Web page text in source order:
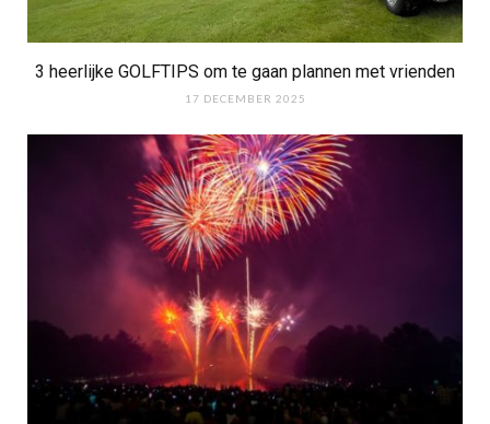
3 heerlijke GOLFTIPS om te gaan plannen met vrienden
17 DECEMBER 2025